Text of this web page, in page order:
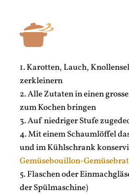
1. Karotten, Lauch,
zerkleinern
2. Alle Zutaten in einen
zum Kochen bringen
3. Auf niedriger Stufe
4. Mit einem Schaumlöffel
und im Kühlschrank
Gemüsebouillon-
5. Flaschen oder
der Spülmaschine)